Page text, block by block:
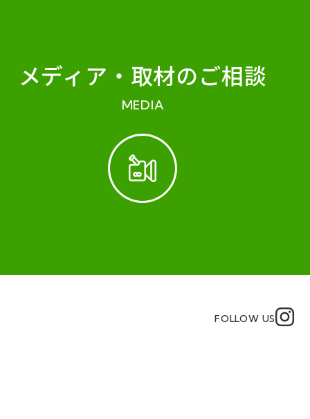
メディア・ 取材のご相談
MEDIA
FOLLOW US